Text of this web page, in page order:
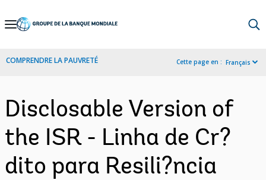
Skip
Navigation
COMPRENDRE LA PAUVRETÉ Cette page en : Français
Disclosable Version of
the ISR - Linha de Cr?
dito para Resili?ncia